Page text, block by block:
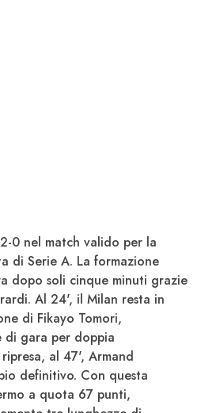
2-0 nel match valido per la
di Serie A. La formazione
dopo soli cinque minuti grazie
. Al 24', il Milan resta in
di Fikayo Tomori,
gara per doppia
al 47', Armand
definitivo. Con questa
a quota 67 punti,